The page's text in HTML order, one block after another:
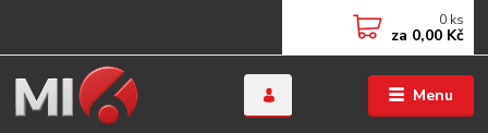
Menu
0 ks
za 0,00 Kč